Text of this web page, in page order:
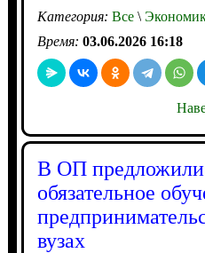
Категория: Все\
Время: 03.06.2026 16:18
В ОП предложили
обязательное
вузах